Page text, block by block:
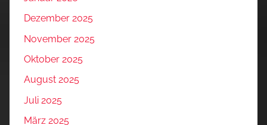
Dezember 2025
November 2025
Oktober 2025
August 2025
Juli 2025
März 2025